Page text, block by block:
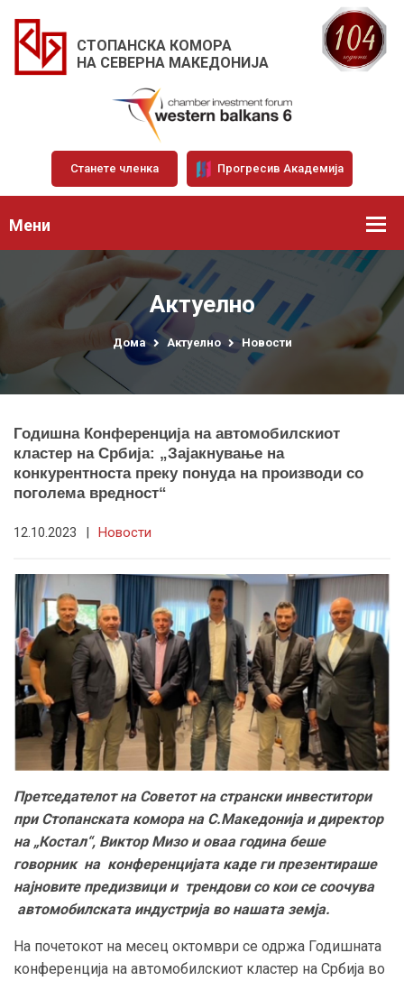
СТОПАНСКА КОМОРА
НА СЕВЕРНА МАКЕДОНИЈА
Станете членка Прогресив Академија
Мени
Актуелно
Дома Актуелно Новости
Годишна Конференција на автомобилскиот
кластер на Србија: „Зајакнување на
конкурентноста преку понуда на производи со
поголема вредност“
12.10.2023 | Новости
Претседателот на Советот на странски инвеститори
при Стопанската комора на С.Македонија и директор
на „Костал“, Виктор Мизо и оваа година беше
говорник на конференцијата каде ги презентираше
најновите предизвици и трендови со кои се соочува
автомобилската индустрија во нашата земја.
На почетокот на месец октомври се одржа Годишната
конференција на автомобилскиот кластер на Србија во